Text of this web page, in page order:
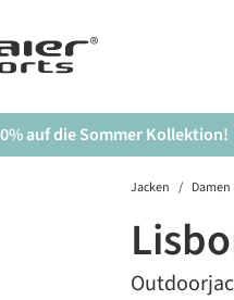
auf die Sommer Kollektion!
Jacken / Damen